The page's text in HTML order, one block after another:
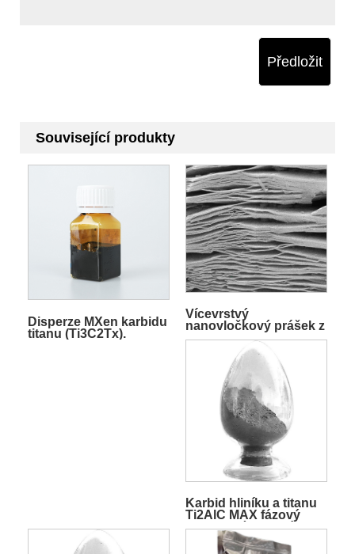
Předložit
Související produkty
Disperze MXen karbidu
titanu (Ti3C2Tx).
Vícevrstvý
nanovločkový prášek z
karbidu titanu Ti3C2Tx
Karbid hliníku a titanu
Ti2AlC MAX fázový
keramický materiál